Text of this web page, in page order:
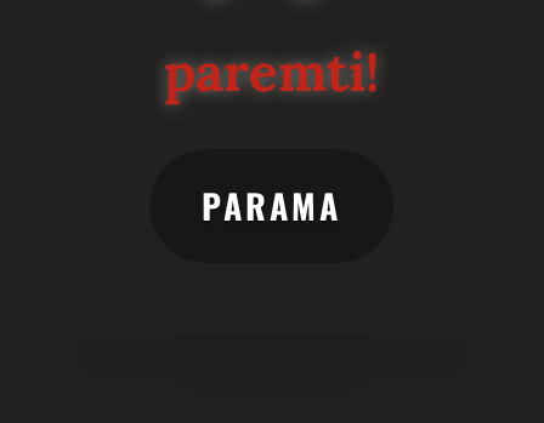
paremti!
PARAMA